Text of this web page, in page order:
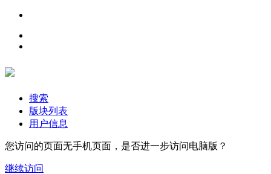
搜索
版块列表
用户信息
您访问的页面无手机页面，是否进一步访问电脑版？
继续访问